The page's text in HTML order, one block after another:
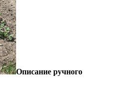
Описание ручного